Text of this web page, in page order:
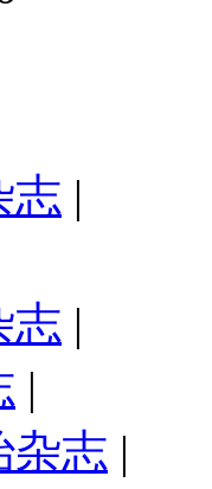
志 |
志 |
|
杂志 |